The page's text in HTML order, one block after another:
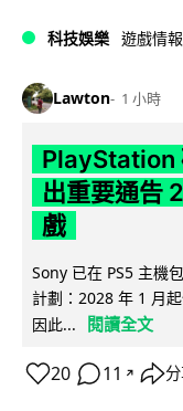
科技娛樂 遊戲情報
Lawton 1 小時
PlayStation
出重要通告
戲
Sony 已在 PS5 主機
計劃：2028 年 1 月
因此...
閱讀全文
20 11 ↗